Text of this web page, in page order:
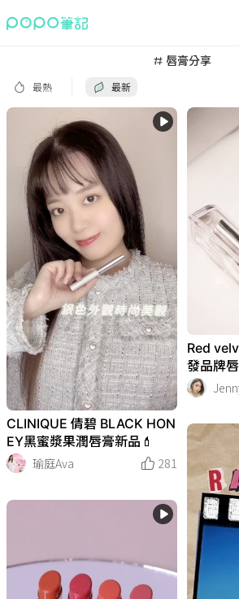
唇膏分享
最熱 最新
CLINIQUE 倩碧 BLACK HON
EY黑蜜漿果潤唇膏新品💄
瑜庭Ava
281
Red
發品牌